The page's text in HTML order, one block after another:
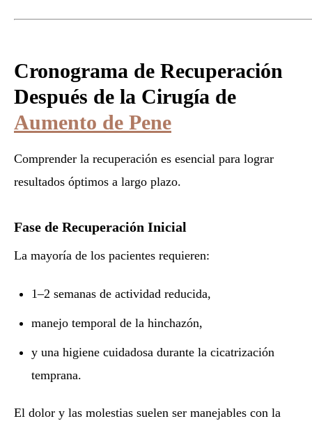
Cronograma de Recuperación
Después de la Cirugía de
Aumento de Pene
Comprender la recuperación es esencial para lograr
resultados óptimos a largo plazo.
Fase de Recuperación Inicial
La mayoría de los pacientes requieren:
1–2 semanas de actividad reducida,
manejo temporal de la hinchazón,
y una higiene cuidadosa durante la cicatrización
temprana.
El dolor y las molestias suelen ser manejables con la